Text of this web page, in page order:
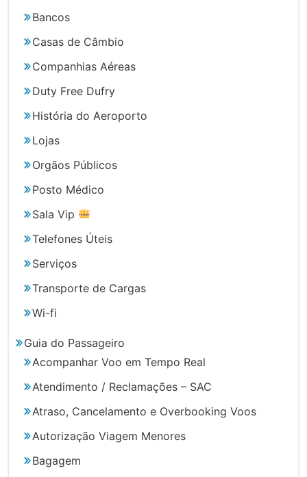
Bancos
Casas de Câmbio
Companhias Aéreas
Duty Free Dufry
História do Aeroporto
Lojas
Orgãos Públicos
Posto Médico
Sala Vip
Telefones Úteis
Serviços
Transporte de Cargas
Wi-fi
Guia do Passageiro
Acompanhar Voo em Tempo Real
Atendimento / Reclamações – SAC
Atraso, Cancelamento e Overbooking Voos
Autorização Viagem Menores
Bagagem